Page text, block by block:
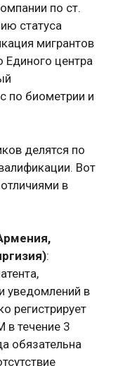
по ст.
статуса
мигрантов
Единого центра
по биометрии и
делятся по
Вот
в
:
уведомлений в
регистрирует
в течение 3
обязательна